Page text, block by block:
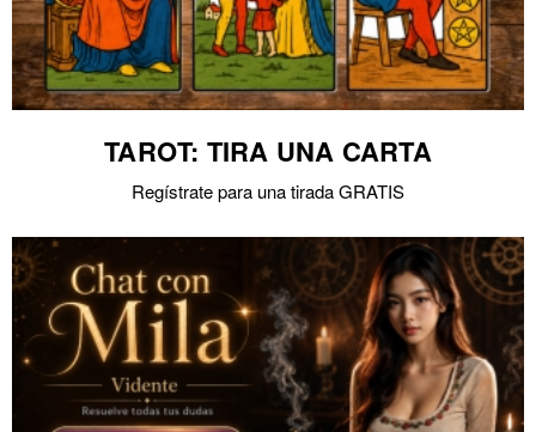
TAROT: TIRA UNA CARTA
Regístrate para una tirada GRATIS